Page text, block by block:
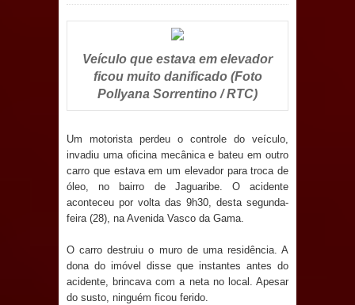
Prefeitura de Sapé paga salários
dentro do mês trabalhado e injeta R$
12 milhões na economia
para preservar tamarindeiro e
revitalizar Memorial Augusto dos
Anjos
O verdadeiro oxigênio do Estado
Democrático de Direito – Bacharela
Veículo que estava em elevador
ficou muito danificado (Foto
Pollyana Sorrentino / RTC)
Um motorista perdeu o controle do veículo,
invadiu uma oficina mecânica e bateu em outro
carro que estava em um elevador para troca de
óleo, no bairro de Jaguaribe. O acidente
aconteceu por volta das 9h30, desta segunda-
feira (28), na Avenida Vasco da Gama.
O carro destruiu o muro de uma residência. A
dona do imóvel disse que instantes antes do
acidente, brincava com a neta no local. Apesar
do susto, ninguém ficou ferido.